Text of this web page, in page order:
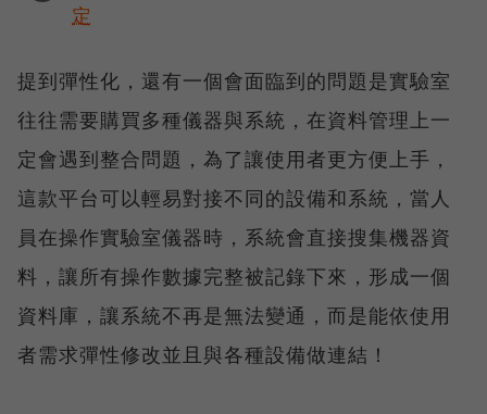
定
提到彈性化，還有一個會面臨到的問題是實驗室
往往需要購買多種儀器與系統，在資料管理上一
定會遇到整合問題，為了讓使用者更方便上手，
這款平台可以輕易對接不同的設備和系統，當人
員在操作實驗室儀器時，系統會直接搜集機器資
料，讓所有操作數據完整被記錄下來，形成一個
資料庫，讓系統不再是無法變通，而是能依使用
者需求彈性修改並且與各種設備做連結！